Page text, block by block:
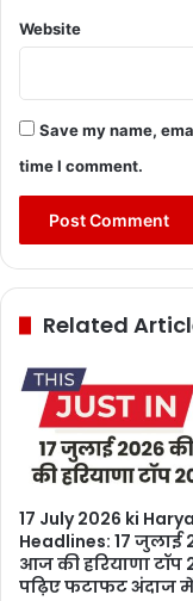
Website
Save my name,
time I comment.
Related
17 July 2026 ki
Headlines: 17 जुलाई
आज की हरियाणा टॉप
पढ़िए फटाफट अंदाज में